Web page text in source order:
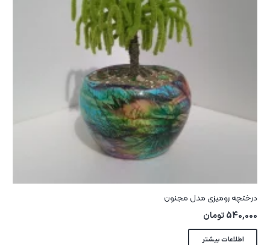
درختچه رومیزی مدل مجنون
540,000تومان
اطلاعات بیشتر